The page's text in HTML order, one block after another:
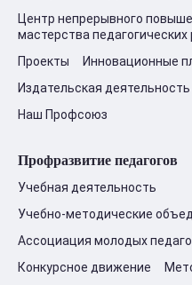
Центр непрерывного
мастерства педагогических
Проекты
Инновационные
Издательская деятельность
Наш Профсоюз
Профразвитие педагогов
Учебная деятельность
Учебно-методические
Ассоциация молодых
Конкурсное движение